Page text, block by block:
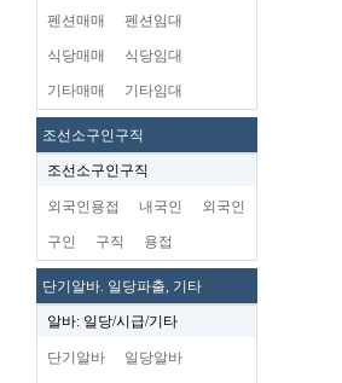
펜션매매 펜션임대
식당매매 식당임대
기타매매 기타임대
조선소구인구직
조선소구인구직
외국인용접 내국인 외국인
구인 구직 용접
단기알바. 일당파출, 기타
알바: 일당/시급/기타
단기알바 일당알바